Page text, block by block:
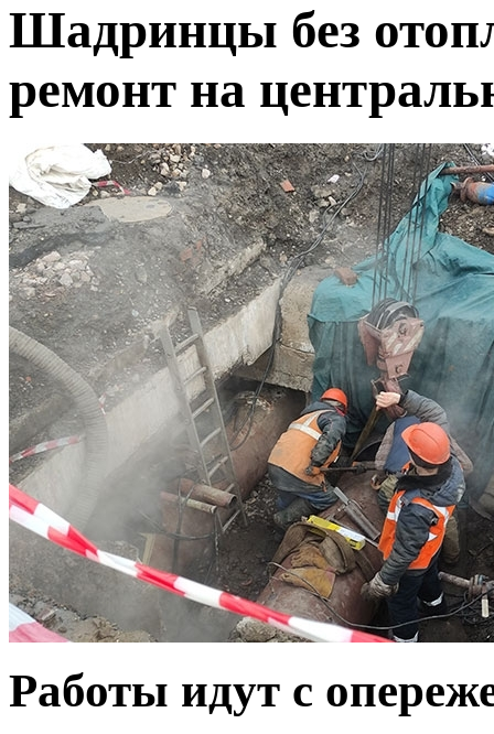
Шадринцы без
ремонт на
Работы идут с